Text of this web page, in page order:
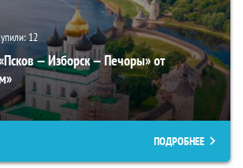
12
— Изборск — Печоры» от
ПОДРОБНЕЕ